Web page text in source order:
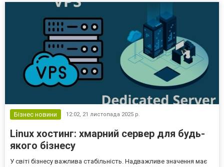
Бізнес новини 12:02, 21 листопада 2025 р.
Linux хостинг: хмарний сервер для будь-
якого бізнесу
У світі бізнесу важлива стабільність. Надважливе значення має